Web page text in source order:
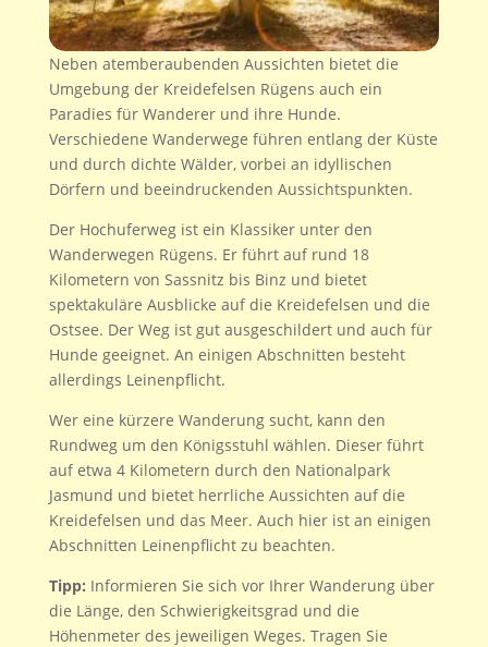
Neben atemberaubenden Aussichten bietet die
Umgebung der Kreidefelsen Rügens auch ein
Paradies für Wanderer und ihre Hunde.
Verschiedene Wanderwege führen entlang der Küste
und durch dichte Wälder, vorbei an idyllischen
Dörfern und beeindruckenden Aussichtspunkten.
Der Hochuferweg ist ein Klassiker unter den
Wanderwegen Rügens. Er führt auf rund 18
Kilometern von Sassnitz bis Binz und bietet
spektakuläre Ausblicke auf die Kreidefelsen und die
Ostsee. Der Weg ist gut ausgeschildert und auch für
Hunde geeignet. An einigen Abschnitten besteht
allerdings Leinenpflicht.
Wer eine kürzere Wanderung sucht, kann den
Rundweg um den Königsstuhl wählen. Dieser führt
auf etwa 4 Kilometern durch den Nationalpark
Jasmund und bietet herrliche Aussichten auf die
Kreidefelsen und das Meer. Auch hier ist an einigen
Abschnitten Leinenpflicht zu beachten.
Tipp: Informieren Sie sich vor Ihrer Wanderung über
die Länge, den Schwierigkeitsgrad und die
Höhenmeter des jeweiligen Weges. Tragen Sie